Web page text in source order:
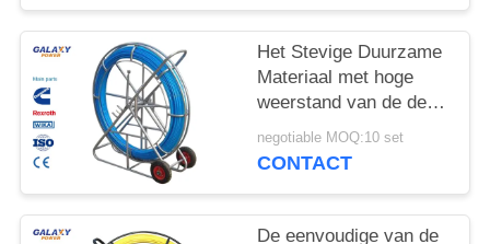
Het Stevige Duurzame
Materiaal met hoge
weerstand van de de
Kabelinstallatie van
Rodder van de
negotiable MOQ:10 set
CONTACT
De eenvoudige van de